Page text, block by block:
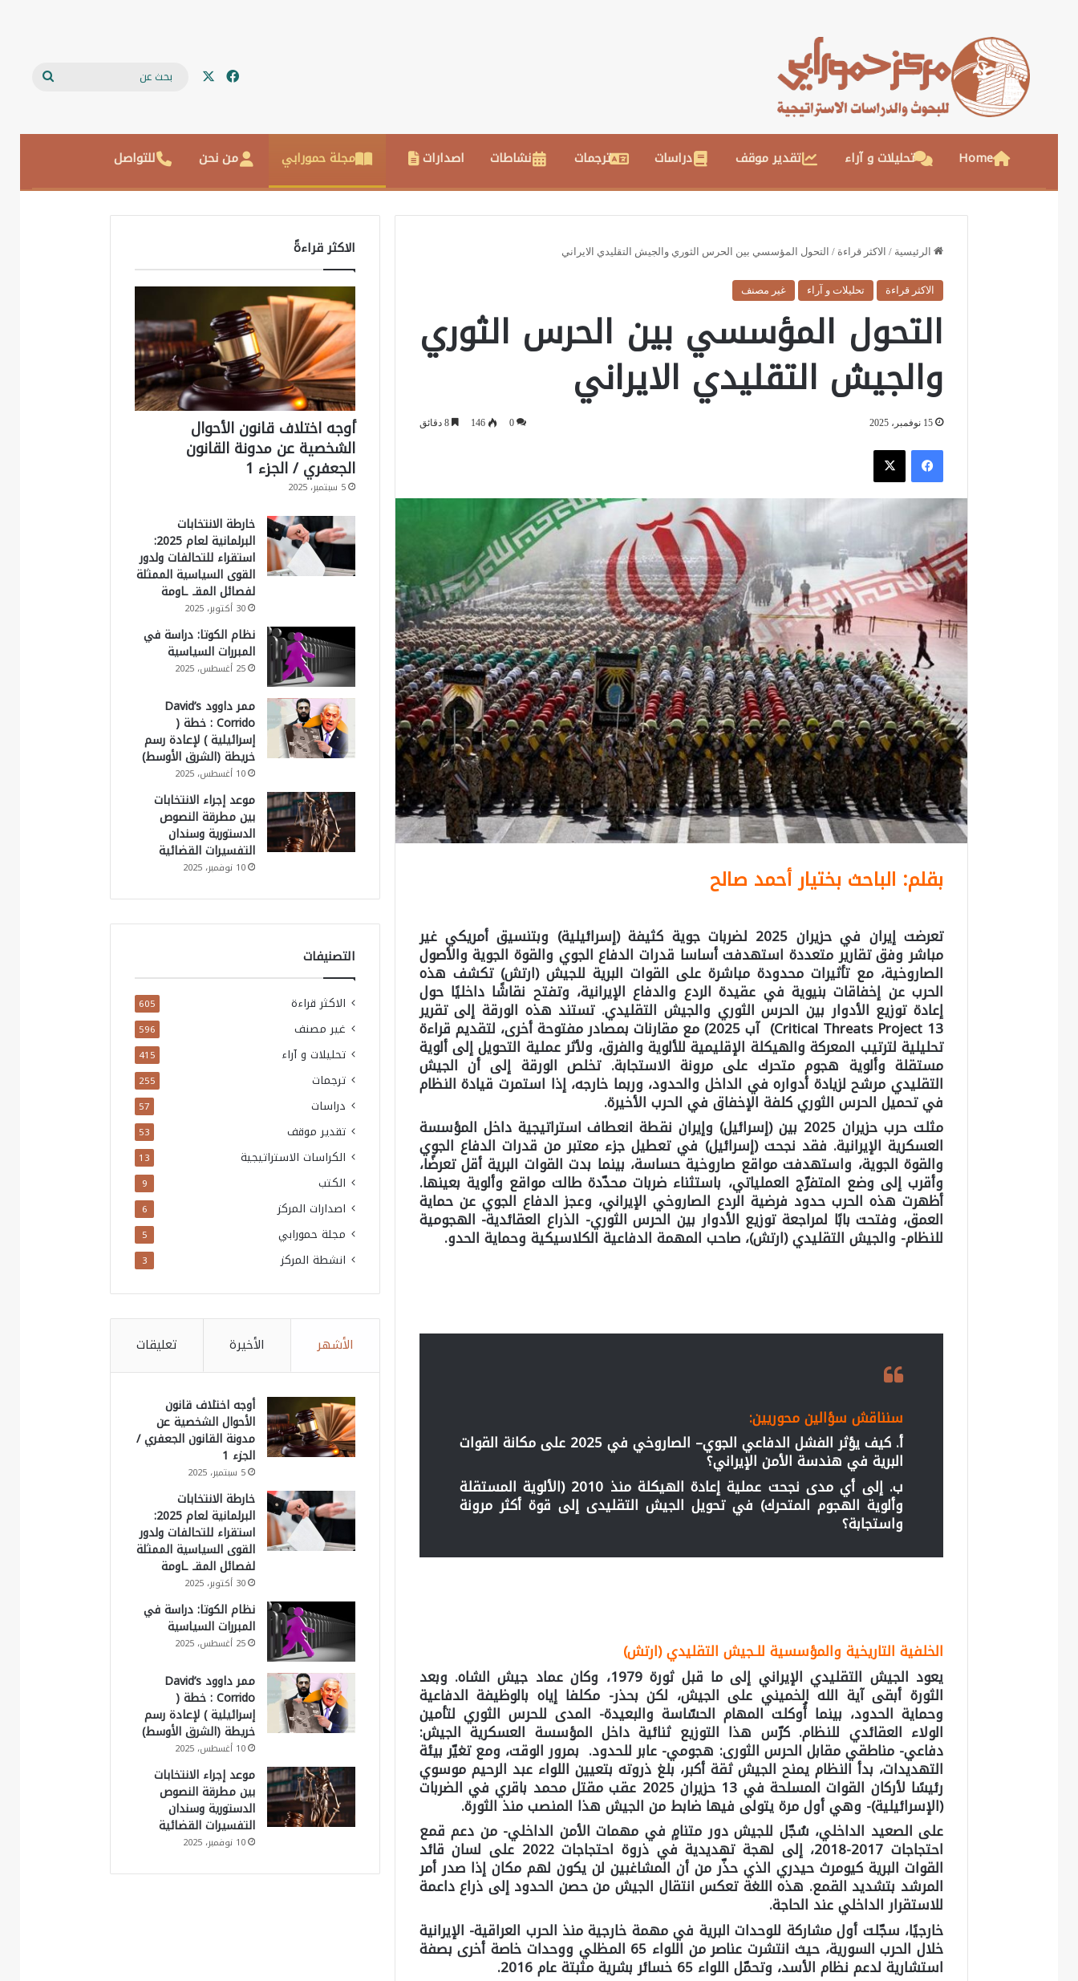
فيسبوك
Home تحليلات و آراء تقدير موقف دراسات ترجمات نشاطات اصدارات مجلة حمورابي من نحن للتواصل
الرئيسية / الاكثر قراءة / التحول المؤسسي بين الحرس الثوري والجيش التقليدي الايراني
الاكثر قراءة تحليلات و آراء غير مصنف
التحول المؤسسي بين الحرس الثوري
والجيش التقليدي الايراني
15 نوفمبر، 2025 0
146 8 دقائق
فيسبوك
بقلم: الباحث بختيار أحمد صالح
تعرضت إيران في حزيران 2025 لضربات جوية كثيفة (إسرائيلية) وبتنسيق أمريكي غير
مباشر وفق تقارير متعددة استهدفت أساسا قدرات الدفاع الجوي والقوة الجوية والأصول
الصاروخية، مع تأثيرات محدودة مباشرة على القوات البرية للجيش (ارتش) تكشف هذه
الحرب عن إخفاقات بنيوية في عقيدة الردع والدفاع الإيرانية، وتفتح نقاشًا داخليًا حول
إعادة توزيع الأدوار بين الحرس الثوري والجيش التقليدي. تستند هذه الورقة إلى تقرير
Critical Threats Project 13) آب 2025) مع مقارنات بمصادر مفتوحة أخرى، لتقديم قراءة
تحليلية لترتيب المعركة والهيكلة الإقليمية للألوية والفرق، ولأثر عملية التحويل إلى ألوية
مستقلة وألوية هجوم متحرك على مرونة الاستجابة. تخلص الورقة إلى أن الجيش
التقليدي مرشح لزيادة أدواره في الداخل والحدود، وربما خارجه، إذا استمرت قيادة النظام
في تحميل الحرس الثوري كلفة الإخفاق في الحرب الأخيرة.
مثلت حرب حزيران 2025 بين (إسرائيل) وإيران نقطة انعطاف استراتيجية داخل المؤسسة
العسكرية الإيرانية. فقد نجحت (إسرائيل) في تعطيل جزء معتبر من قدرات الدفاع الجوي
والقوة الجوية، واستهدفت مواقع صاروخية حساسة، بينما بدت القوات البرية أقل تعرضًا،
وأقرب إلى وضع المتفرّج العملياتي، باستثناء ضربات محدّدة طالت مواقع وألوية بعينها.
أظهرت هذه الحرب حدود فرضية الردع الصاروخي الإيراني، وعجز الدفاع الجوي عن حماية
العمق، وفتحت بابًا لمراجعة توزيع الأدوار بين الحرس الثوري- الذراع العقائدية- الهجومية
للنظام- والجيش التقليدي (ارتش)، صاحب المهمة الدفاعية الكلاسيكية وحماية الحدو.
سنناقش سؤالين محوريين:
أ‌. كيف يؤثر الفشل الدفاعي الجوي– الصاروخي في 2025 على مكانة القوات
البرية في هندسة الأمن الإيراني؟
ب‌. إلى أي مدى نجحت عملية إعادة الهيكلة منذ 2010 (الألوية المستقلة
وألوية الهجوم المتحرك) في تحويل الجیش التقلیدی إلى قوة أكثر مرونة
واستجابة؟
الخلفية التاريخية والمؤسسية للـجيش التقليدي (ارتش)
يعود الجيش التقليدي الإيراني إلى ما قبل ثورة 1979، وكان عماد جيش الشاه. وبعد
الثورة أبقى آية الله الخميني على الجيش، لكن بحذر- مكلفا إياه بالوظيفة الدفاعية
وحماية الحدود، بينما أُوكلت المهام الحسّاسة والبعيدة- المدى للحرس الثوري لتأمين
الولاء العقائدي للنظام. كرّس هذا التوزيع ثنائية داخل المؤسسة العسكرية الجيش:
دفاعي- مناطقي مقابل الحرس الثوری: هجومي- عابر للحدود. بمرور الوقت، ومع تغيّر بيئة
التهديدات، بدأ النظام يمنح الجیش ثقة أكبر، بلغ ذروته بتعيين اللواء عبد الرحيم موسوي
رئيسًا لأركان القوات المسلحة في 13 حزيران 2025 عقب مقتل محمد باقري في الضربات
(الإسرائيلية)- وهي أول مرة يتولى فيها ضابط من الجيش هذا المنصب منذ الثورة.
على الصعيد الداخلي، سُجّل للجيش دور متنامٍ في مهمات الأمن الداخلي- من دعم قمع
احتجاجات 2017-2018، إلى لهجة تهديدية في ذروة احتجاجات 2022 على لسان قائد
القوات البرية كيومرث حيدري الذي حذّر من أن المشاغبين لن يكون لهم مكان إذا صدر أمر
المرشد بتشديد القمع. هذه اللغة تعكس انتقال الجیش من حصن الحدود إلى ذراع داعمة
للاستقرار الداخلي عند الحاجة.
خارجيًا، سجّلت أول مشاركة للوحدات البرية في مهمة خارجية منذ الحرب العراقية- الإيرانية
خلال الحرب السورية، حيث انتشرت عناصر من اللواء 65 المظلي ووحدات خاصة أخرى بصفة
استشارية لدعم نظام الأسد، وتحمّل اللواء 65 خسائر بشرية مثبتة عام 2016.
الاكثر قراءةً
أوجه اختلاف قانون الأحوال
الشخصية عن مدونة القانون
الجعفري / الجزء 1
5 سبتمبر، 2025
خارطة الانتخابات
البرلمانية لعام 2025:
استقراء للتحالفات ولدور
القوى السياسية الممثلة
لفصائل المقـ ـاومة
30 أكتوبر، 2025
نظام الكوتا: دراسة في
المبررات السياسية
25 أغسطس، 2025
ممر داوود David’s
Corrido : خطة (
إسرائيلية ) لإعادة رسم
خريطة (الشرق الأوسط)
10 أغسطس، 2025
موعد إجراء الانتخابات
بين مطرقة النصوص
الدستورية وسندان
التفسيرات القضائية
10 نوفمبر، 2025
التصنيفات
الاكثر قراءة 605
غير مصنف 596
تحليلات و آراء 415
ترجمات 255
دراسات 57
تقدير موقف 53
الكراسات الاستراتيجية 13
الكتب 9
اصدارات المركز 6
مجلة حمورابي 5
انشطة المركز 3
الأشهر الأخيرة تعليقات
أوجه اختلاف قانون
الأحوال الشخصية عن
مدونة القانون الجعفري /
الجزء 1
5 سبتمبر، 2025
خارطة الانتخابات
البرلمانية لعام 2025:
استقراء للتحالفات ولدور
القوى السياسية الممثلة
لفصائل المقـ ـاومة
30 أكتوبر، 2025
نظام الكوتا: دراسة في
المبررات السياسية
25 أغسطس، 2025
ممر داوود David’s
Corrido : خطة (
إسرائيلية ) لإعادة رسم
خريطة (الشرق الأوسط)
10 أغسطس، 2025
موعد إجراء الانتخابات
بين مطرقة النصوص
الدستورية وسندان
التفسيرات القضائية
10 نوفمبر، 2025